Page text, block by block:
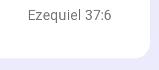
37:6